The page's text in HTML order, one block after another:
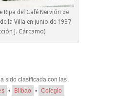
Ripa del Café Nervión de
la Villa en junio de 1937
J. Cárcamo)
sido clasificada con las
• Bilbao • Colegio